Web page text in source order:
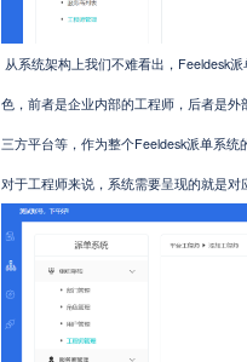
从系统架构上我们不难看出，Feeldesk
色，前者是企业内部的工程师，后者是
三方平台等，作为整个Feeldesk派单系统
对于工程师来说，系统需要呈现的就是